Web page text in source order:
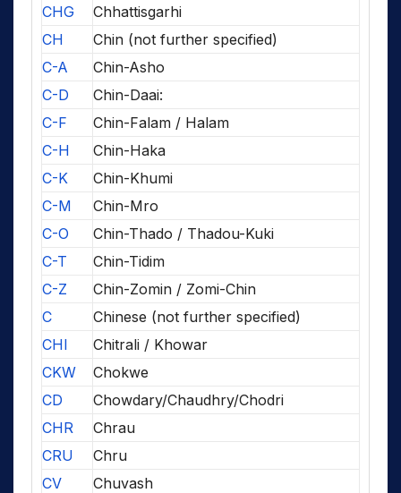
CHG
Chhattisgarhi
CH
Chin (not further specified)
C-A
Chin-Asho
C-D
Chin-Daai:
C-F
Chin-Falam / Halam
C-H
Chin-Haka
C-K
Chin-Khumi
C-M
Chin-Mro
C-O
Chin-Thado / Thadou-Kuki
C-T
Chin-Tidim
C-Z
Chin-Zomin / Zomi-Chin
C
Chinese (not further specified)
CHI
Chitrali / Khowar
CKW
Chokwe
CD
Chowdary/Chaudhry/Chodri
CHR
Chrau
CRU
Chru
CV
Chuvash